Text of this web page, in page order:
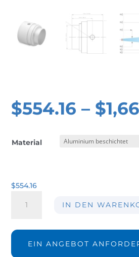
$554.16 – $
Material
$554.16
Menge
IN DEN
EIN ANGEBOT